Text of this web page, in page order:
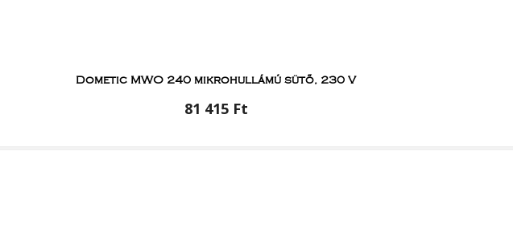
Dometic MWO 240 mikrohullámú sütő, 230 V
81 415 Ft